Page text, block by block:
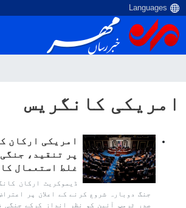
امریکی کانگریس
امریکی ارکان
پر تنقید،
غلط استعمال
ڈیموکریٹ ارکان
جنگ دوبارہ شروع کرنے کے اعلان پر
صدر ٹرمپ آئین کو نظر انداز کرکے جنگی